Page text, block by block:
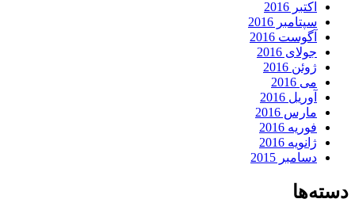
اکتبر 2016
سپتامبر 2016
آگوست 2016
جولای 2016
ژوئن 2016
می 2016
آوریل 2016
مارس 2016
فوریه 2016
ژانویه 2016
دسامبر 2015
دسته‌ها